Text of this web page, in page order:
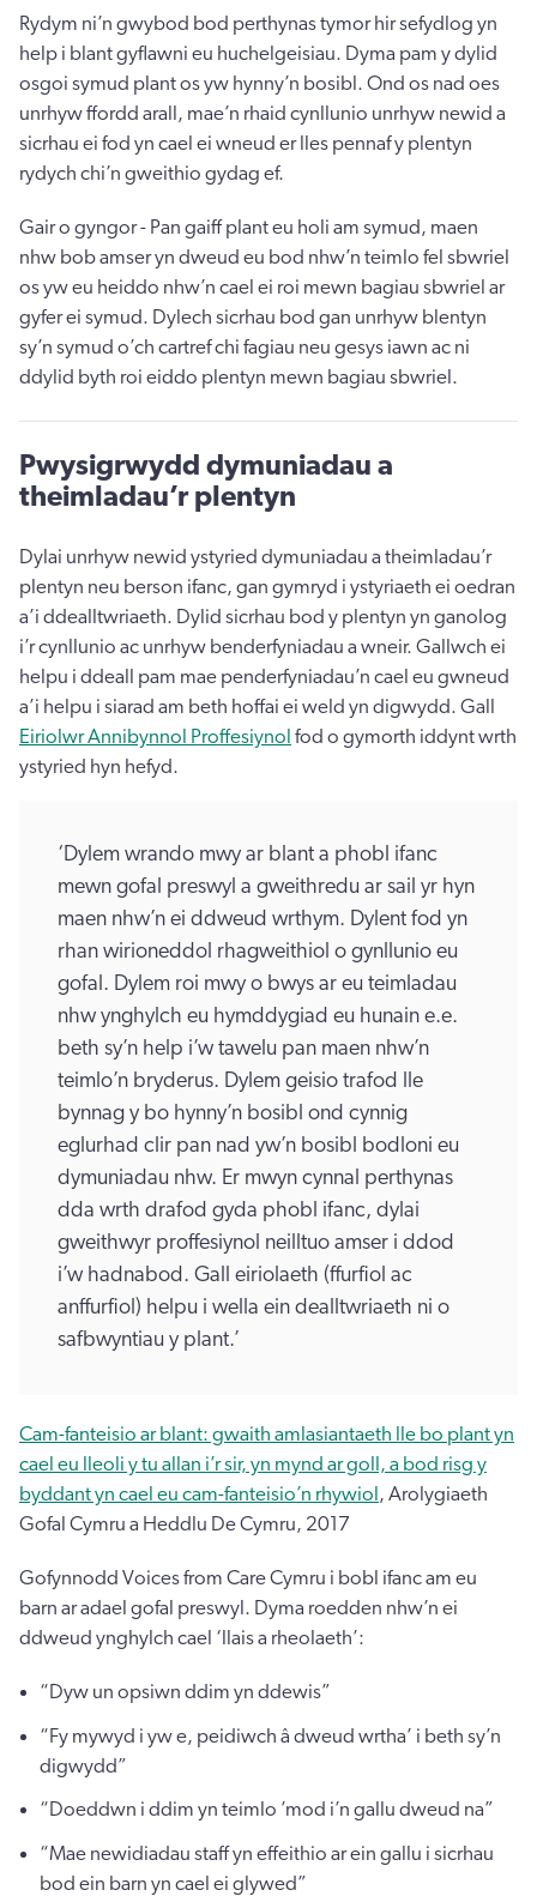
Rydym ni’n gwybod bod perthynas tymor hir sefydlog yn
help i blant gyflawni eu huchelgeisiau. Dyma pam y dylid
osgoi symud plant os yw hynny’n bosibl. Ond os nad oes
unrhyw ffordd arall, mae’n rhaid cynllunio unrhyw newid a
sicrhau ei fod yn cael ei wneud er lles pennaf y plentyn
rydych chi’n gweithio gydag ef.
Gair o gyngor - Pan gaiff plant eu holi am symud, maen
nhw bob amser yn dweud eu bod nhw’n teimlo fel sbwriel
os yw eu heiddo nhw’n cael ei roi mewn bagiau sbwriel ar
gyfer ei symud. Dylech sicrhau bod gan unrhyw blentyn
sy’n symud o’ch cartref chi fagiau neu gesys iawn ac ni
ddylid byth roi eiddo plentyn mewn bagiau sbwriel.
Pwysigrwydd dymuniadau a
theimladau’r plentyn
Dylai unrhyw newid ystyried dymuniadau a theimladau’r
plentyn neu berson ifanc, gan gymryd i ystyriaeth ei oedran
a’i ddealltwriaeth. Dylid sicrhau bod y plentyn yn ganolog
i’r cynllunio ac unrhyw benderfyniadau a wneir. Gallwch ei
helpu i ddeall pam mae penderfyniadau’n cael eu gwneud
a’i helpu i siarad am beth hoffai ei weld yn digwydd. Gall
Eiriolwr Annibynnol Proffesiynol fod o gymorth iddynt wrth
ystyried hyn hefyd.
‘Dylem wrando mwy ar blant a phobl ifanc
mewn gofal preswyl a gweithredu ar sail yr hyn
maen nhw’n ei ddweud wrthym. Dylent fod yn
rhan wirioneddol rhagweithiol o gynllunio eu
gofal. Dylem roi mwy o bwys ar eu teimladau
nhw ynghylch eu hymddygiad eu hunain e.e.
beth sy’n help i’w tawelu pan maen nhw’n
teimlo’n bryderus. Dylem geisio trafod lle
bynnag y bo hynny’n bosibl ond cynnig
eglurhad clir pan nad yw’n bosibl bodloni eu
dymuniadau nhw. Er mwyn cynnal perthynas
dda wrth drafod gyda phobl ifanc, dylai
gweithwyr proffesiynol neilltuo amser i ddod
i’w hadnabod. Gall eiriolaeth (ffurfiol ac
anffurfiol) helpu i wella ein dealltwriaeth ni o
safbwyntiau y plant.’
Cam-fanteisio ar blant: gwaith amlasiantaeth lle bo plant yn
cael eu lleoli y tu allan i’r sir, yn mynd ar goll, a bod risg y
byddant yn cael eu cam-fanteisio’n rhywiol , Arolygiaeth
Gofal Cymru a Heddlu De Cymru, 2017
Gofynnodd Voices from Care Cymru i bobl ifanc am eu
barn ar adael gofal preswyl. Dyma roedden nhw’n ei
ddweud ynghylch cael ‘llais a rheolaeth’:
“Dyw un opsiwn ddim yn ddewis”
“Fy mywyd i yw e, peidiwch â dweud wrtha’ i beth sy’n
digwydd”
“Doeddwn i ddim yn teimlo ’mod i’n gallu dweud na”
“Mae newidiadau staff yn effeithio ar ein gallu i sicrhau
bod ein barn yn cael ei glywed”